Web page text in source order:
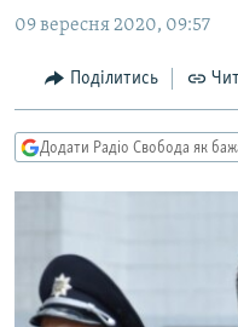
основної
навігації
Перейти
до
пошуку
ЕКОНОМІКА
СУСПІЛЬСТВО
СВІТ
РОСІЙСЬКА
ДОНБАС.РЕАЛІЇ
ТИ ЯК?
КИТАЙ.ВИКЛИКИ
МУЛЬТИМЕДІА
09 вересня 2020, 09:57
Поділитись
Додати Радіо Свобода як